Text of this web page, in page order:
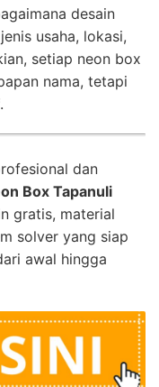
desain
usaha, lokasi,
setiap neon box
nama, tetapi
.
dan
Box Tapanuli
gratis, material
solver yang siap
awal hingga